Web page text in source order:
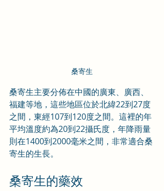
桑寄生
桑寄生主要分佈在中國的廣東、廣西、
福建等地，這些地區位於北緯22到27度
之間，東經107到120度之間。這裡的年
平均溫度約為20到22攝氏度，年降雨量
則在1400到2000毫米之間，非常適合桑
寄生的生長。
桑寄生的藥效